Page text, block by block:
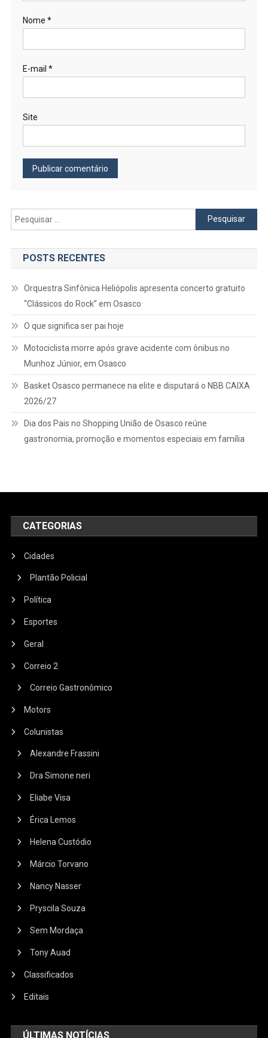
Nome *
E-mail *
Site
Pesquisar
por:
POSTS RECENTES
Orquestra Sinfônica Heliópolis apresenta concerto gratuito
“Clássicos do Rock” em Osasco
O que significa ser pai hoje
Motociclista morre após grave acidente com ônibus no
Munhoz Júnior, em Osasco
Basket Osasco permanece na elite e disputará o NBB CAIXA
2026/27
Dia dos Pais no Shopping União de Osasco reúne
gastronomia, promoção e momentos especiais em família
CATEGORIAS
Cidades
Plantão Policial
Política
Esportes
Geral
Correio 2
Correio Gastronômico
Motors
Colunistas
Alexandre Frassini
Dra Simone neri
Eliabe Visa
Érica Lemos
Helena Custódio
Márcio Torvano
Nancy Nasser
Pryscila Souza
Sem Mordaça
Tony Auad
Classificados
Editais
ÚLTIMAS NOTÍCIAS